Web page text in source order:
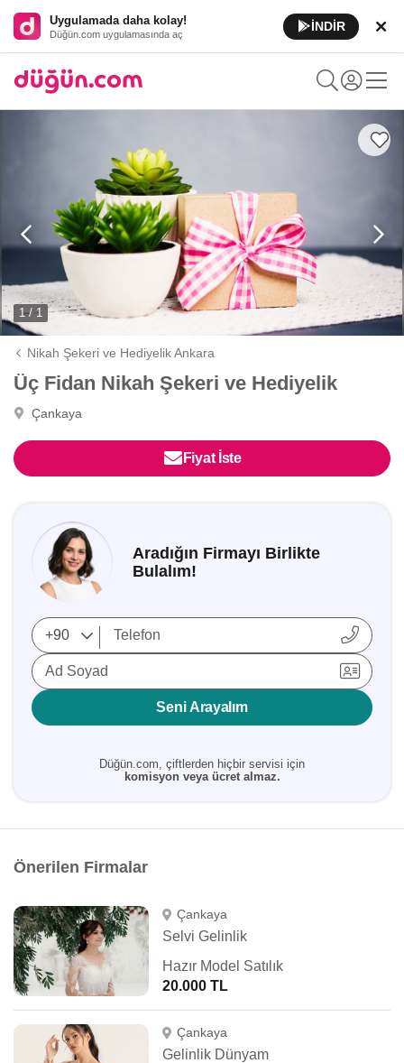
Uygulamada daha kolay!
Düğün.com uygulamasında aç
İNDİR
1 / 1
Nikah Şekeri ve Hediyelik Ankara
Üç Fidan Nikah Şekeri ve Hediyelik
Çankaya
Fiyat İste
Aradığın Firmayı Birlikte
Bulalım!
Ad Soyad
Seni Arayalım
Düğün.com, çiftlerden hiçbir servisi için
komisyon veya ücret almaz.
Önerilen Firmalar
Çankaya
Selvi Gelinlik
Hazır Model Satılık
20.000 TL
Çankaya
Gelinlik Dünyam